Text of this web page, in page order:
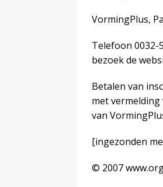
VormingPlus,
Telefoon 0032-
bezoek de
Betalen van
met
van
[ingezonden
© 2007